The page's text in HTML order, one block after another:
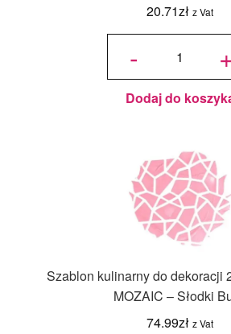
20.71zł z Vat
-
ilość
do
dekoracji
Nożna -
Decora
Dodaj do
Szablon kulinarny do dekoracji
MOZAIC – Słodki
74.99zł z Vat